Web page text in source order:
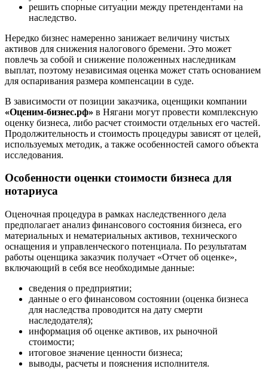
решить спорные ситуации между претендентами на
наследство.
Нередко бизнес намеренно занижает величину чистых
активов для снижения налогового бремени. Это может
повлечь за собой и снижение положенных наследникам
выплат, поэтому независимая оценка может стать основанием
для оспаривания размера компенсации в суде.
В зависимости от позиции заказчика, оценщики компании
«Оценим-бизнес.рф» в Нягани могут провести комплексную
оценку бизнеса, либо расчет стоимости отдельных его частей.
Продолжительность и стоимость процедуры зависят от целей,
используемых методик, а также особенностей самого объекта
исследования.
Особенности оценки стоимости бизнеса для
нотариуса
Оценочная процедура в рамках наследственного дела
предполагает анализ финансового состояния бизнеса, его
материальных и нематериальных активов, технического
оснащения и управленческого потенциала. По результатам
работы оценщика заказчик получает «Отчет об оценке»,
включающий в себя все необходимые данные:
сведения о предприятии;
данные о его финансовом состоянии (оценка бизнеса
для наследства проводится на дату смерти
наследодателя);
информация об оценке активов, их рыночной
стоимости;
итоговое значение ценности бизнеса;
выводы, расчеты и пояснения исполнителя.
Борисоглебск
Братск
Бронницы
Брянск
Бугульма
Бузулук
Буй
Буйнакск
Бутурлиновка
Валуйки
Великие Луки
Великий Устюг
Вельск
Верещагино
Верхний Уфалей
Верхняя Пышма
Верхняя Салда
Видное
Владивосток
Владикавказ
Владимир
Волгоград
Волгодонск